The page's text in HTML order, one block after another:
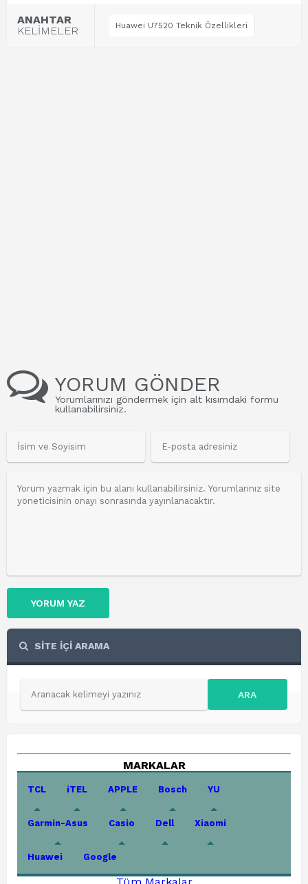
ANAHTAR
KELİMELER
Huawei U7520 Teknik Özellikleri
YORUM GÖNDER
Yorumlarınızı göndermek için alt kısımdaki formu
kullanabilirsiniz.
YORUM YAZ
SİTE İÇİ ARAMA
ARA
MARKALAR
TCL iTEL APPLE Bosch YU
Garmin-Asus Casio Dell Xiaomi
Huawei Google